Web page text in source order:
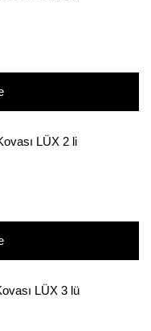
LÜX 2 li
LÜX 3 lü